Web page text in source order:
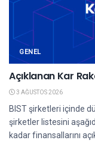
GENEL
Açıklanan Kar
3 AĞUSTOS 2026
BIST şirketleri içinde
şirketler listesini
kadar finansallarını